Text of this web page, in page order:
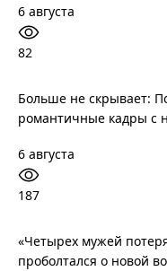
6 августа
82
Больше не скрывает:
романтичные кадры с
6 августа
187
«Четырех мужей
проболтался о новой